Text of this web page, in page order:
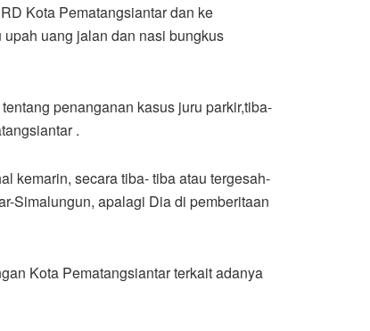
Kota Pematangsiantar dan ke
uang jalan dan nasi bungkus
penanganan kasus juru parkir,tiba-
.
kemarin, secara tiba- tiba atau tergesah-
Simalungun, apalagi Dia di pemberitaan
Kota Pematangsiantar terkait adanya